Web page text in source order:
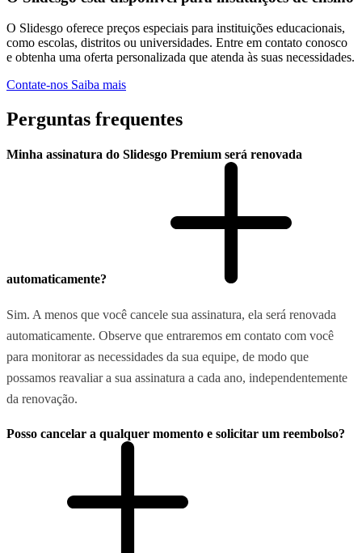
O Slidesgo oferece preços especiais para instituições educacionais,
como escolas, distritos ou universidades. Entre em contato conosco
e obtenha uma oferta personalizada que atenda às suas necessidades.
Contate-nos Saiba mais
Perguntas frequentes
Minha assinatura do Slidesgo Premium será renovada
automaticamente?
Sim. A menos que você cancele sua assinatura, ela será renovada
automaticamente. Observe que entraremos em contato com você
para monitorar as necessidades da sua equipe, de modo que
possamos reavaliar a sua assinatura a cada ano, independentemente
da renovação.
Posso cancelar a qualquer momento e solicitar um reembolso?